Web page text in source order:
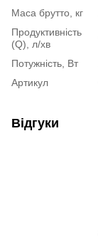
Маса брутто, кг
Продуктивність
(Q), л/хв
Потужність, Вт
Артикул
Відгуки